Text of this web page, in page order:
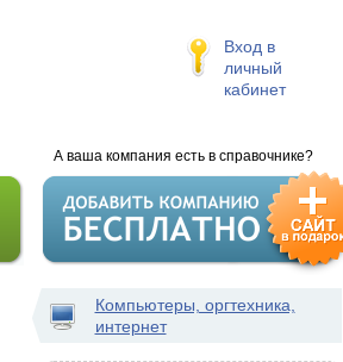
Вход в
личный
кабинет
А ваша компания есть в справочнике?
Компьютеры, оргтехника,
интернет